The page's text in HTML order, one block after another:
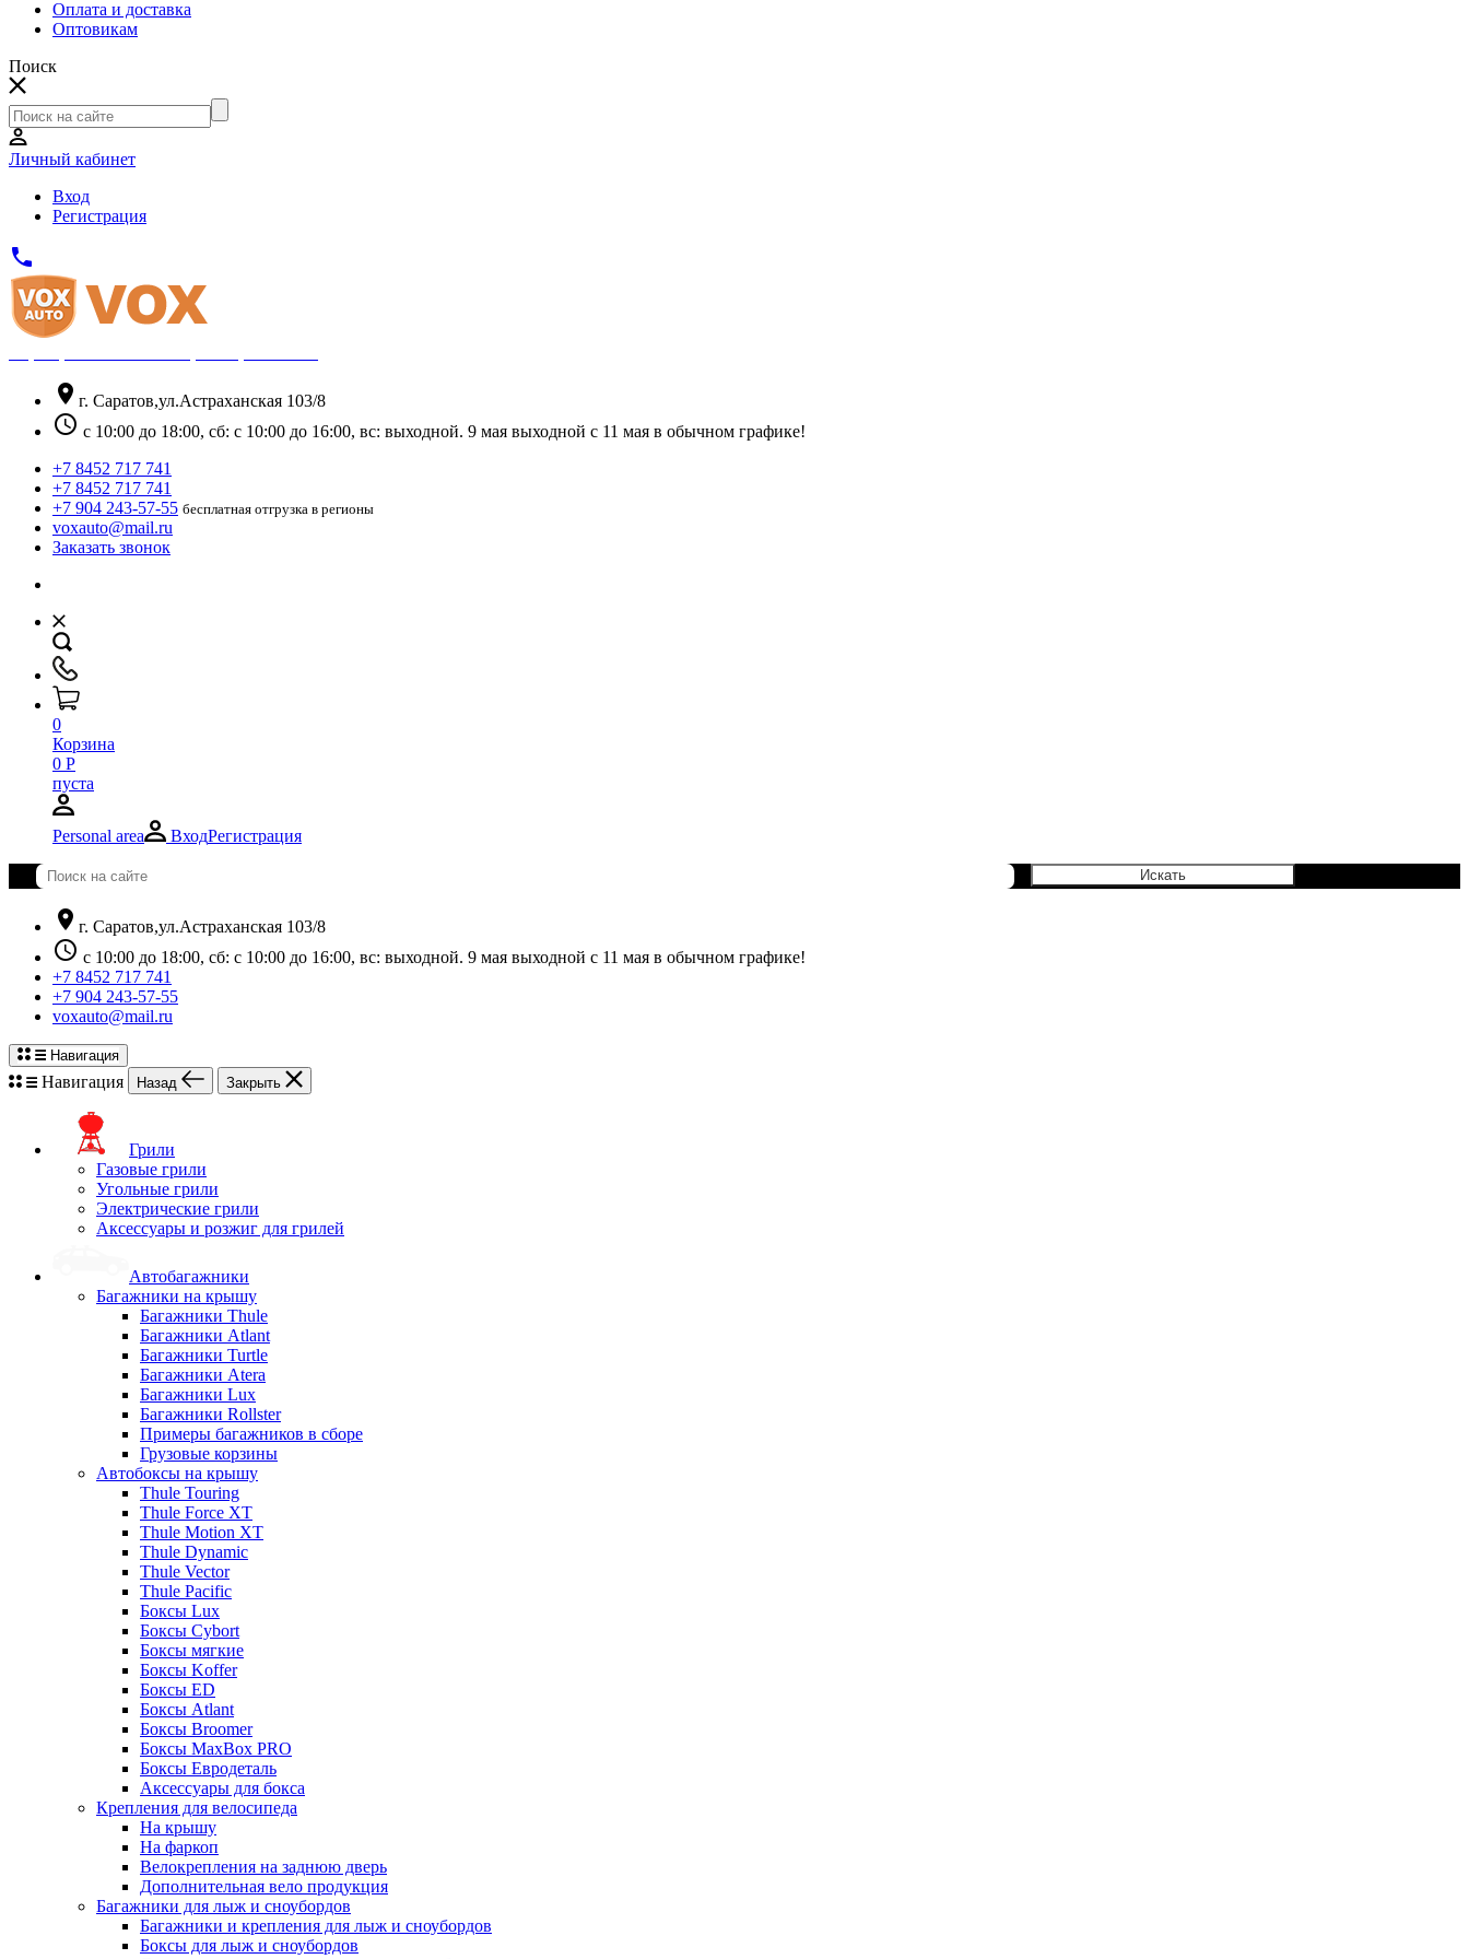
Оплата и доставка
Оптовикам
Поиск
Личный кабинет
Вход
Регистрация
phone
location_on г. Саратов,ул.Астраханская 103/8
schedule с 10:00 до 18:00, сб: с 10:00 до 16:00, вс: выходной. 9 мая выходной с 11 мая в обычном графике!
+7 8452 717 741
+7 8452 717 741
+7 904 243-57-55 бесплатная отгрузка в регионы
voxauto@mail.ru
Заказать звонок
0
Корзина
0 Р
пуста
Personal area ВходРегистрация
location_on г. Саратов,ул.Астраханская 103/8
schedule с 10:00 до 18:00, сб: с 10:00 до 16:00, вс: выходной. 9 мая выходной с 11 мая в обычном графике!
+7 8452 717 741
+7 904 243-57-55
voxauto@mail.ru
Навигация
Навигация Назад Закрыть
Грили
Газовые грили
Угольные грили
Электрические грили
Аксессуары и розжиг для грилей
Автобагажники
Багажники на крышу
Багажники Thule
Багажники Atlant
Багажники Turtle
Багажники Atera
Багажники Lux
Багажники Rollster
Примеры багажников в сборе
Грузовые корзины
Автобоксы на крышу
Thule Touring
Thule Force XT
Thule Motion XT
Thule Dynamic
Thule Vector
Thule Pacific
Боксы Lux
Боксы Cybort
Боксы мягкие
Боксы Koffer
Боксы ED
Боксы Atlant
Боксы Broomer
Боксы MaxBox PRO
Боксы Евродеталь
Аксессуары для бокса
Крепления для велосипеда
На крышу
На фаркоп
Велокрепления на заднюю дверь
Дополнительная вело продукция
Багажники для лыж и сноубордов
Багажники и крепления для лыж и сноубордов
Боксы для лыж и сноубордов